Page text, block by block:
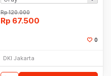
Rp120.000
Rp 67.500
0
DKI Jakarta